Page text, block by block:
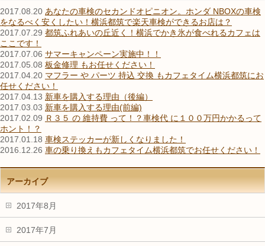
2017.08.20 あなたの車検のセカンドオピニオン。ホンダ NBOXの車検
をなるべく安くしたい！横浜都筑で楽天車検ができるお店は？
2017.07.29 都筑ふれあいの丘近く！横浜でかき氷が食べれるカフェは
ここです！
2017.07.06 サマーキャンペーン実施中！！
2017.05.08 板金修理 もお任せください！
2017.04.20 マフラー や パーツ 持込 交換 もカフェタイム横浜都筑にお
任せください！
2017.04.13 新車を購入する理由（後編）
2017.03.03 新車を購入する理由(前編)
2017.02.09 Ｒ３５ の 維持費 って！？車検代 に１００万円かかるって
ホント！？
2017.01.18 車検ステッカーが新しくなりました！
2016.12.26 車の乗り換えもカフェタイム横浜都筑でお任せください！
アーカイブ
2017年8月
2017年7月